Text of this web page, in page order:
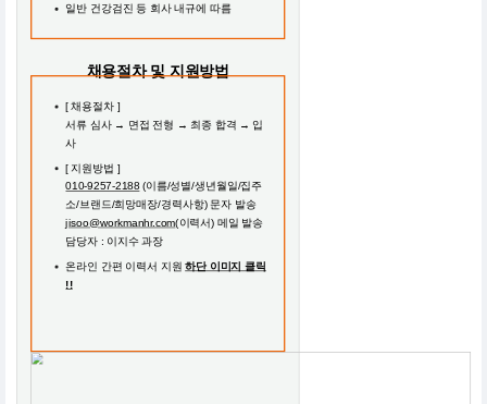
일반 건강검진 등 회사 내규에 따름
채용절차 및 지원방법
[ 채용절차 ]
서류 심사 → 면접 전형 → 최종 합격 → 입
사
[ 지원방법 ]
010-9257-2188 (이름/성별/생년월일/집주
소/브랜드/희망매장/경력사항) 문자 발송
jisoo@workmanhr.com(이력서) 메일 발송
담당자 : 이지수 과장
온라인 간편 이력서 지원하단 이미지 클릭
!!